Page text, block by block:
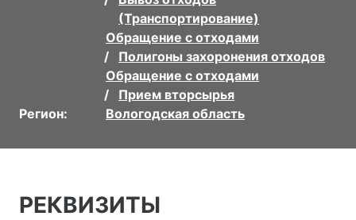
(Транспортирование)
Обращение с отходами
Полигоны захоронения отходов
Обращение с отходами
Прием вторсырья
Регион:
Вологодская область
РЕКВИЗИТЫ